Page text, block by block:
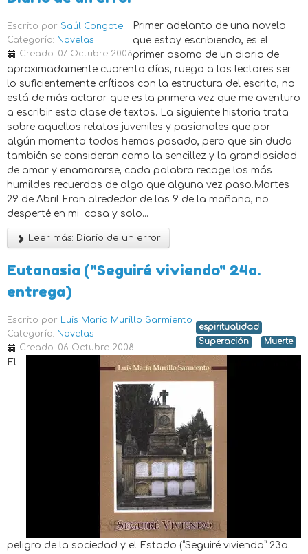
Escrito por Saúl Congote
Categoría: Novelas
Creado: 07 Octubre 2008
Primer adelanto de una novela
que estoy escribiendo, es el
primer asomo de un diario de
aproximadamente cuarenta días, ruego a los lectores ser
lo suficientemente críticos con la estructura del escrito, no
está de más aclarar que es la primera vez que me aventuro
a escribir esta clase de textos. La siguiente historia trata
sobre aquellos relatos juveniles y pasionales que por
algún momento todos hemos pasado, pero que sin duda
también se consideran como la sencillez y la grandiosidad
de amar y enamorarse, cada palabra recoge los más
humildes recuerdos de algo que alguna vez paso.Martes
29 de Abril Eran alrededor de las 9 de la mañana, no
desperté en mi casa y solo...
Leer más: Diario de un error
Eutanasia ("Seguiré viviendo" 24a.
entrega)
Escrito por Luis Maria Murillo Sarmiento
Categoría: Novelas
Creado: 06 Octubre 2008
espiritualidad
Superación
Muerte
El
peligro de la sociedad y el Estado (“Seguiré viviendo” 23a.